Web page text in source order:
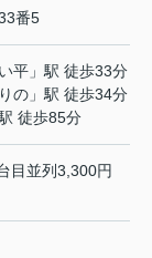
番5
平 」駅 徒歩33分
の 」駅 徒歩34分
徒歩85分
目並列3,300円